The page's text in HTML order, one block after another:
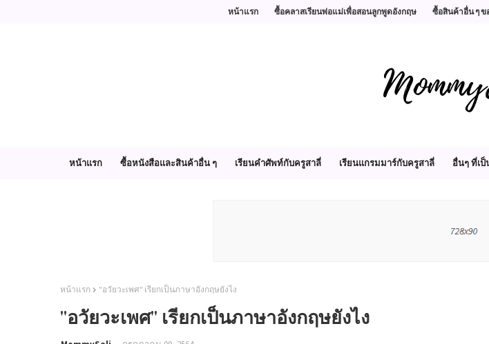
หน้าแรก ซื้อคลาสเรียนพ่อแม่เพื่อสอนลูกพูดอังกฤษ ซื้อสินค้าอื่น ๆ ข
หน้าแรก ซื้อหนังสือและสินค้าอื่น ๆ เรียนคำศัพท์กับครูสาลี่ เรียนแกรมมาร์กับครูสาลี่ อื่นๆ ที่เ
หน้าแรก "อวัยวะเพศ" เรียกเป็นภาษาอังกฤษยังไง
"อวัยวะเพศ" เรียกเป็นภาษาอังกฤษยังไง